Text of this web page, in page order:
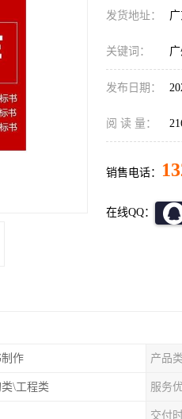
发货地址：
关键词：
发布日期：
阅 读 量：
销售电话：
在线QQ：
作 产品
\工程类 服务
交付